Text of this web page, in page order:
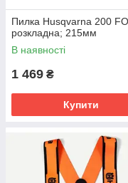
Пилка Husqvarna 200 FO
розкладна; 215мм
В наявності
1 469 ₴
Купити